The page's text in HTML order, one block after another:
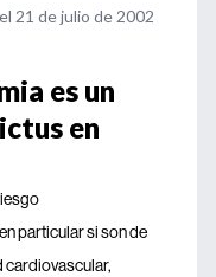
21 de julio de 2002
es un
en
particular si son de
cardiovascular,